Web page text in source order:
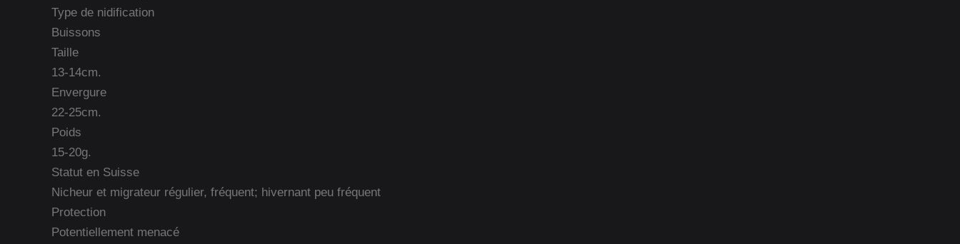
Type de nidification
Buissons
Taille
13-14cm.
Envergure
22-25cm.
Poids
15-20g.
Statut en Suisse
Nicheur et migrateur régulier, fréquent; hivernant peu fréquent
Protection
Potentiellement menacé